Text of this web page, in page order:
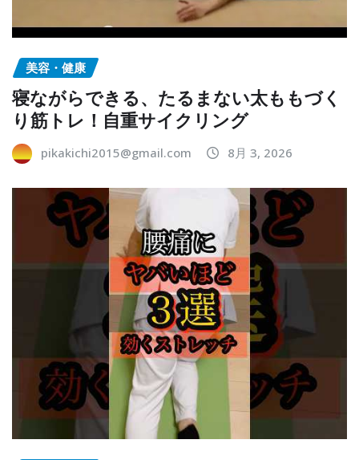
美容・健康
寝ながらできる、たるまない太ももづく
り筋トレ！自重サイクリング
pikakichi2015@gmail.com 8月 3, 2026